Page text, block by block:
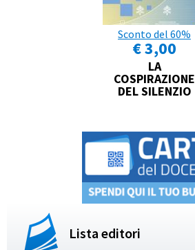
Sconto del 60%
€ 3,00
LA
COSPIRAZIONE
DEL SILENZIO
Lista editori